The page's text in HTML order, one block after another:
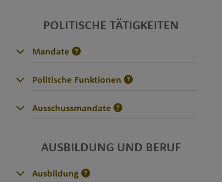
POLITISCHE TÄTIGKEITEN
Mandate
Politische Funktionen
Ausschussmandate
AUSBILDUNG UND BERUF
Ausbildung